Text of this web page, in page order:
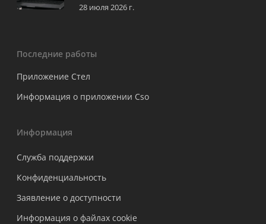
28 июля 2026 г.
Последние работы
Приложение Стел
Информация о приложении Cso
Информация
Служба поддержки
Конфиденциальность
Заявление о доступности
Информация о файлах cookie